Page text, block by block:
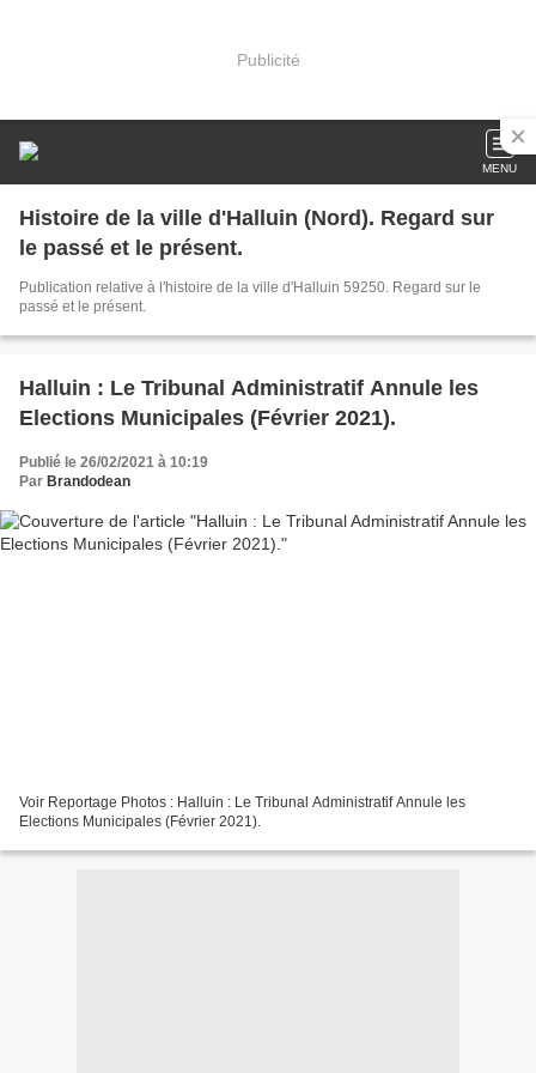
Publicité
MENU
Histoire de la ville d'Halluin (Nord). Regard sur
le passé et le présent.
Publication relative à l'histoire de la ville d'Halluin 59250. Regard sur le
passé et le présent.
Halluin : Le Tribunal Administratif Annule les
Elections Municipales (Février 2021).
Publié le 26/02/2021 à 10:19
Par Brandodean
Voir Reportage Photos : Halluin : Le Tribunal Administratif Annule les
Elections Municipales (Février 2021).